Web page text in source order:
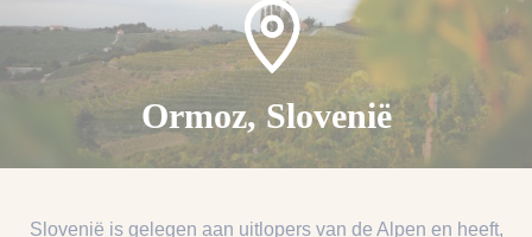
Ormoz, Slovenië
Slovenië is gelegen aan uitlopers van de Alpen en heeft,